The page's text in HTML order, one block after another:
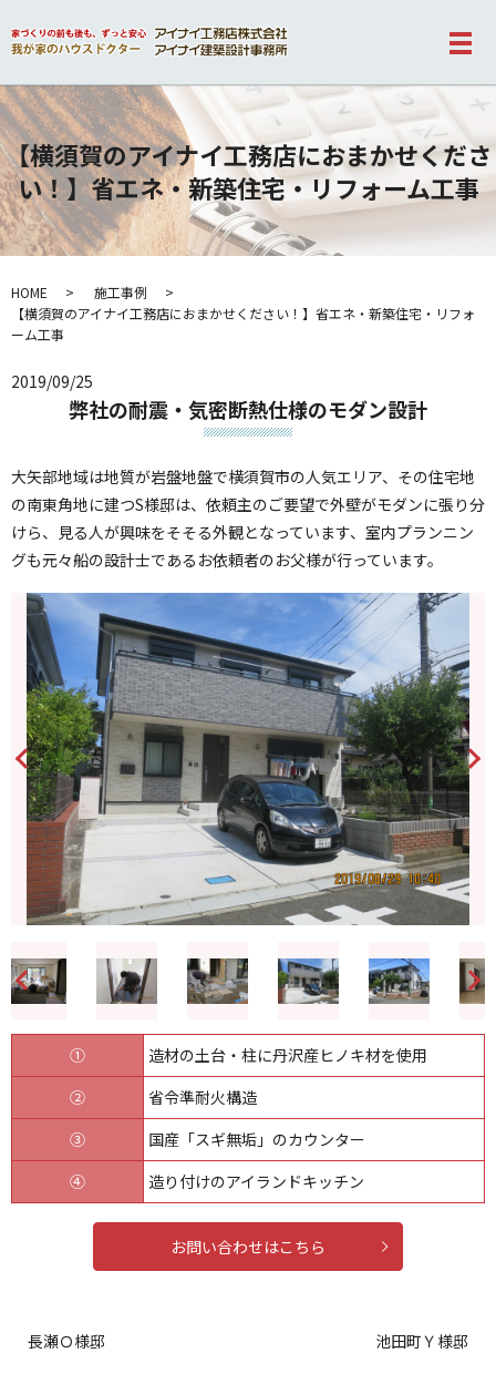
メ
【横須賀のアイナイ工務店におまかせくださ
い！】省エネ・新築住宅・リフォーム工事
HOME
施工事例
【横須賀のアイナイ工務店におまかせください！】省エネ・新築住宅・リフォ
ーム工事
2019/09/25
弊社の耐震・気密断熱仕様のモダン設計
大矢部地域は地質が岩盤地盤で横須賀市の人気エリア、その住宅地
の南東角地に建つS様邸は、依頼主のご要望で外壁がモダンに張り分
けら、見る人が興味をそそる外観となっています、室内プランニン
グも元々船の設計士であるお依頼者のお父様が行っています。
①
造材の土台・柱に丹沢産ヒノキ材を使用
②
省令準耐火構造
③
国産「スギ無垢」のカウンター
④
造り付けのアイランドキッチン
お問い合わせはこちら
長瀬Ｏ様邸 池田町Ｙ様邸